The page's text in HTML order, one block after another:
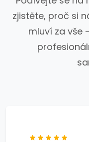
zjistěte, proč si
mluví za vše